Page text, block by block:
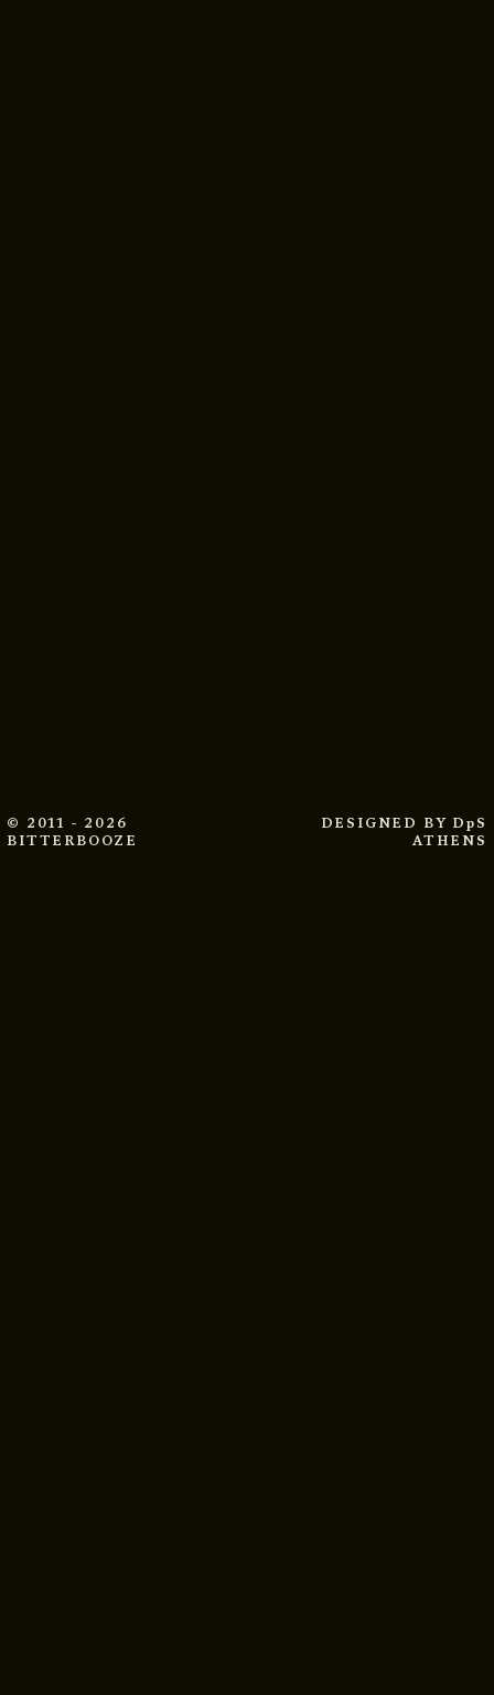
© 2011 - 2026
BITTERBOOZE
DESIGNED BY DpS
ATHENS